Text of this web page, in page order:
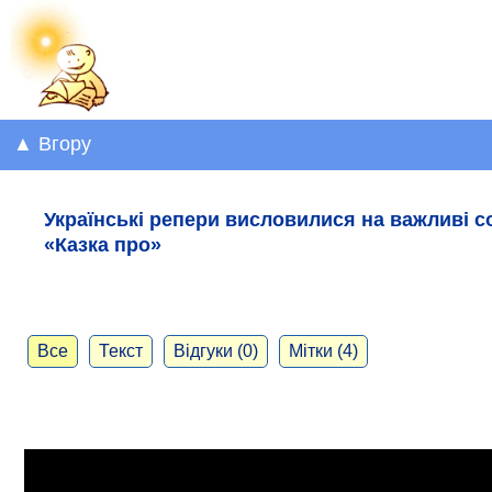
▲ Вгору
Українські репери висловилися на важливі
«Казка про»
Все Текст Відгуки (0) Мітки (4)